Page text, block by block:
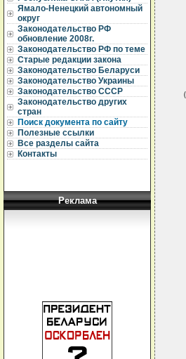
Ямало-Ненецкий автономный
округ
Законодательство РФ
обновление 2008г.
Законодательство РФ по теме
Старые редакции закона
Законодательство Беларуси
Законодательство Украины
Законодательство СССР
Законодательство других
стран
Поиск документа по сайту
Полезные ссылки
Все разделы сайта
Контакты
Реклама